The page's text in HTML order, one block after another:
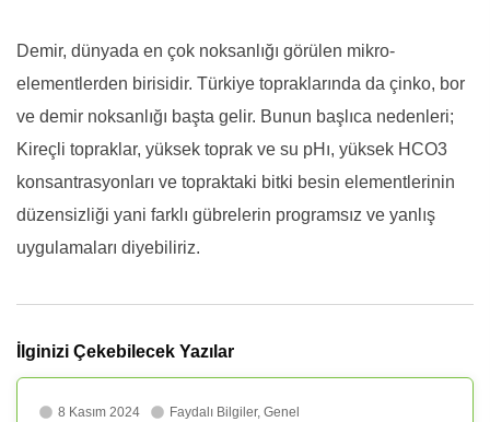
Demir, dünyada en çok noksanlığı görülen mikro-
elementlerden birisidir. Türkiye topraklarında da çinko, bor
ve demir noksanlığı başta gelir. Bunun başlıca nedenleri;
Kireçli topraklar, yüksek toprak ve su pHı, yüksek HCO3
konsantrasyonları ve topraktaki bitki besin elementlerinin
düzensizliği yani farklı gübrelerin programsız ve yanlış
uygulamaları diyebiliriz.
İlginizi Çekebilecek Yazılar
8 Kasım 2024 Faydalı Bilgiler, Genel